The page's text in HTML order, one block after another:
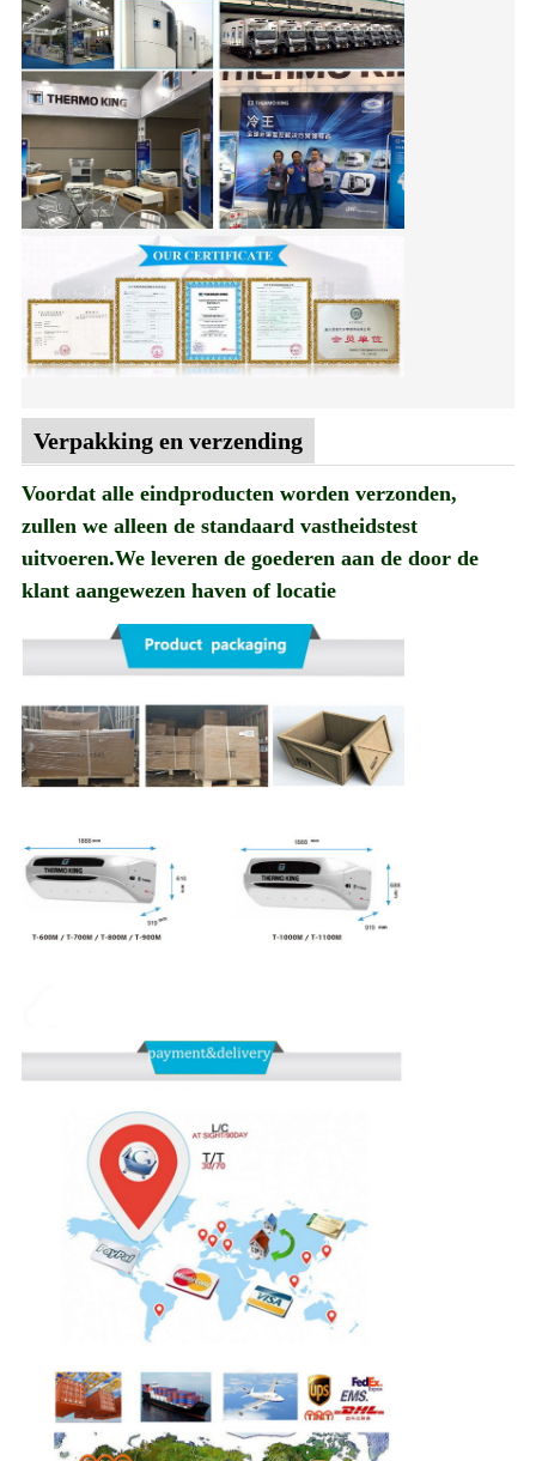
Verpakking en verzending
Voordat alle eindproducten worden verzonden,
zullen we alleen de standaard vastheidstest
uitvoeren.We leveren de goederen aan de door de
klant aangewezen haven of locatie